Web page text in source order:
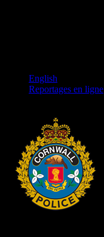
English
Reportages en ligne